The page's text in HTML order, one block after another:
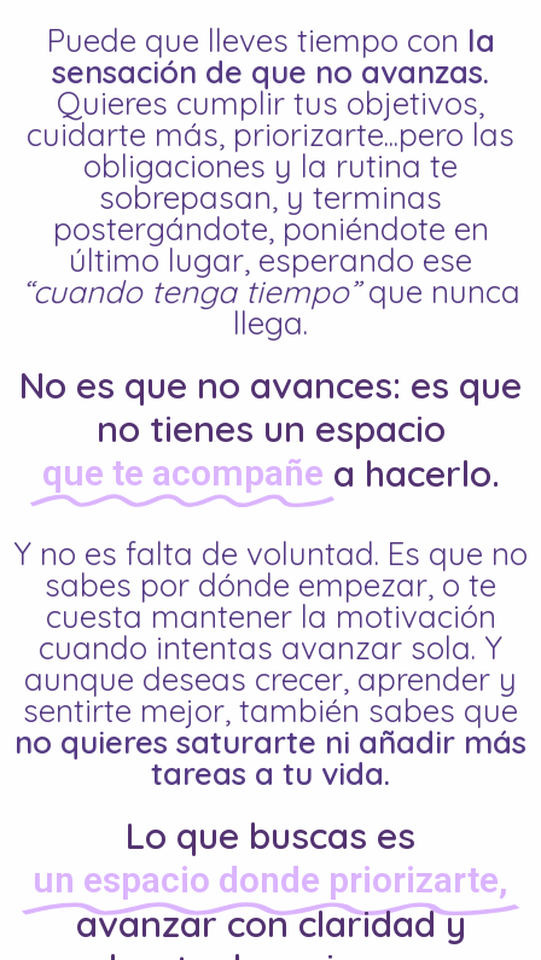
Puede que lleves tiempo con la
sensación de que no avanzas.
Quieres cumplir tus objetivos,
cuidarte más, priorizarte...pero las
obligaciones y la rutina te
sobrepasan, y terminas
postergándote, poniéndote en
último lugar, esperando ese
“cuando tenga tiempo”que nunca
llega.
No es que no avances: es que
no tienes un espacio
que te acompañe a hacerlo.
Y no es falta de voluntad. Es que no
sabes por dónde empezar, o te
cuesta mantener la motivación
cuando intentas avanzar sola. Y
aunque deseas crecer, aprender y
sentirte mejor, también sabes que
no quieres saturarte ni añadir más
tareas a tu vida.
Lo que buscas es
un espacio donde priorizarte,
avanzar con claridad y